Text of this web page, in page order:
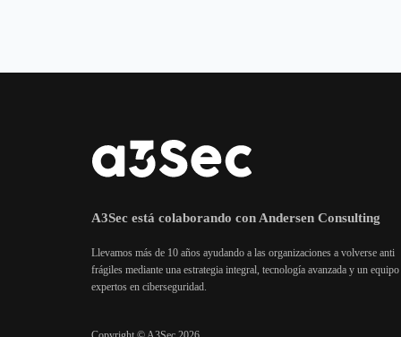
A3Sec está colaborando con Andersen Consulting
Llevamos más de 10 años ayudando a las organizaciones a volverse anti
frágiles mediante una estrategia integral, tecnología avanzada y un equipo
expertos en ciberseguridad.